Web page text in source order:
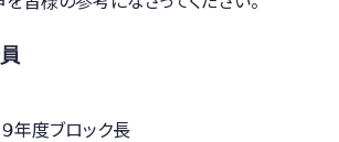
年度ブロック長